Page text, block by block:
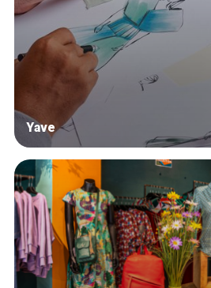
Yave